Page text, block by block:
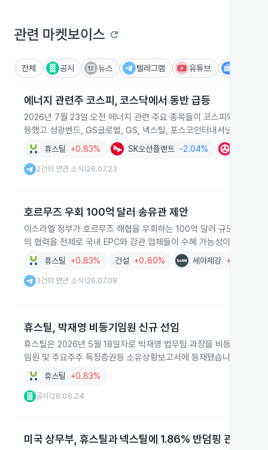
관련 마켓보이스 refresh
전체 공시 뉴스 텔레그램 유튜브
에너지 관련주 코스피, 코스닥에서 동반 급등
2026년 7월 23일 오전 에너지 관련 주요 종목들이 코스피와 코스닥
등했고 성광벤드, GS글로벌, GS, 넥스틸, 포스코인터내셔널, 인화정
휴스틸 +0.83% SK오션플랜트 -2.04%
2건의 연관 소식 26.07.23
호르무즈 우회 100억 달러 송유관 제안
이스라엘 정부가 호르무즈 해협을 우회하는 100억 달러 규모 송유관
의 협력을 전제로 국내 EPC와 강관 업체들이 수혜 가능성이 거론되며
휴스틸 +0.83% 건설 +0.80% 세아제강 +1.07%
3건의 연관 소식 26.07.08
휴스틸, 박재영 비등기임원 신규 선임
휴스틸은 2026년 5월 18일자로 박재영 법무팀 과장을 비등기임원
임원 및 주요주주 특정증권등 소유상황보고서에 등재됐습니다.
휴스틸 +0.83%
공시 26.06.24
미국 상무부, 휴스틸과 넥스틸에 1.86% 반덤핑 관세